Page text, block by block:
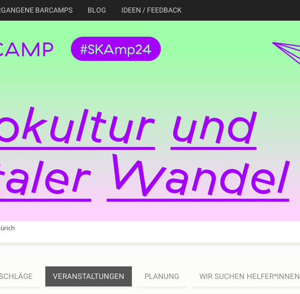
BARCAMPS BLOG IDEEN / FEEDBACK
VERANSTALTUNGEN PLANUNG WIR SUCHEN HELFER*INNEN